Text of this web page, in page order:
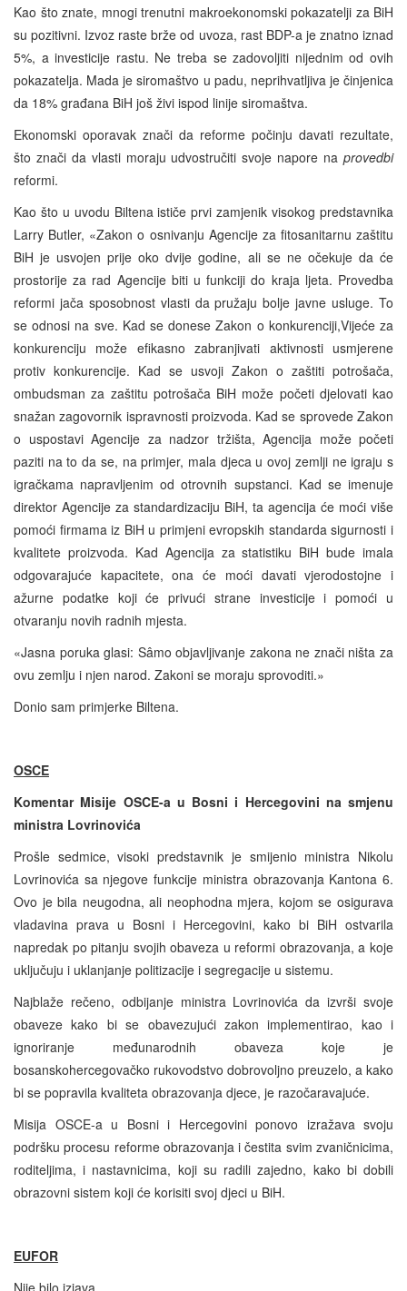
Kao što znate, mnogi trenutni makroekonomski pokazatelji za BiH
su pozitivni. Izvoz raste brže od uvoza, rast BDP-a je znatno iznad
5%, a investicije rastu. Ne treba se zadovoljiti nijednim od ovih
pokazatelja. Mada je siromaštvo u padu, neprihvatljiva je činjenica
da 18% građana BiH još živi ispod linije siromaštva.
Ekonomski oporavak znači da reforme počinju davati rezultate,
što znači da vlasti moraju udvostručiti svoje napore na provedbi
reformi.
Kao što u uvodu Biltena ističe prvi zamjenik visokog predstavnika
Larry Butler, «Zakon o osnivanju Agencije za fitosanitarnu zaštitu
BiH je usvojen prije oko dvije godine, ali se ne očekuje da će
prostorije za rad Agencije biti u funkciji do kraja ljeta. Provedba
reformi jača sposobnost vlasti da pružaju bolje javne usluge. To
se odnosi na sve. Kad se donese Zakon o konkurenciji,Vijeće za
konkurenciju može efikasno zabranjivati aktivnosti usmjerene
protiv konkurencije. Kad se usvoji Zakon o zaštiti potrošača,
ombudsman za zaštitu potrošača BiH može početi djelovati kao
snažan zagovornik ispravnosti proizvoda. Kad se sprovede Zakon
o uspostavi Agencije za nadzor tržišta, Agencija može početi
paziti na to da se, na primjer, mala djeca u ovoj zemlji ne igraju s
igračkama napravljenim od otrovnih supstanci. Kad se imenuje
direktor Agencije za standardizaciju BiH, ta agencija će moći više
pomoći firmama iz BiH u primjeni evropskih standarda sigurnosti i
kvalitete proizvoda. Kad Agencija za statistiku BiH bude imala
odgovarajuće kapacitete, ona će moći davati vjerodostojne i
ažurne podatke koji će privući strane investicije i pomoći u
otvaranju novih radnih mjesta.
«Jasna poruka glasi: Sâmo objavljivanje zakona ne znači ništa za
ovu zemlju i njen narod. Zakoni se moraju sprovoditi.»
Donio sam primjerke Biltena.
OSCE
Komentar Misije OSCE-a u Bosni i Hercegovini na smjenu
ministra Lovrinovića
Prošle sedmice, visoki predstavnik je smijenio ministra Nikolu
Lovrinovića sa njegove funkcije ministra obrazovanja Kantona 6.
Ovo je bila neugodna, ali neophodna mjera, kojom se osigurava
vladavina prava u Bosni i Hercegovini, kako bi BiH ostvarila
napredak po pitanju svojih obaveza u reformi obrazovanja, a koje
uključuju i uklanjanje politizacije i segregacije u sistemu.
Najblaže rečeno, odbijanje ministra Lovrinovića da izvrši svoje
obaveze kako bi se obavezujući zakon implementirao, kao i
ignoriranje međunarodnih obaveza koje je
bosanskohercegovačko rukovodstvo dobrovoljno preuzelo, a kako
bi se popravila kvaliteta obrazovanja djece, je razočaravajuće.
Misija OSCE-a u Bosni i Hercegovini ponovo izražava svoju
podršku procesu reforme obrazovanja i čestita svim zvaničnicima,
roditeljima, i nastavnicima, koji su radili zajedno, kako bi dobili
obrazovni sistem koji će korisiti svoj djeci u BiH.
EUFOR